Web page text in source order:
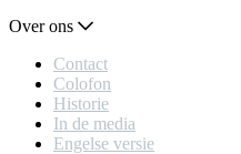
Over ons
Contact
Colofon
Historie
In de media
Engelse versie